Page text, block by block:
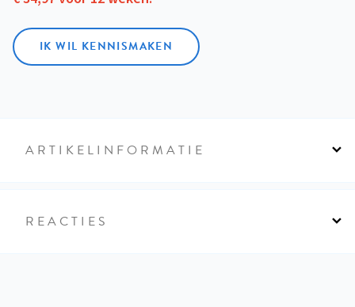
IK WIL KENNISMAKEN
ARTIKELINFORMATIE
REACTIES